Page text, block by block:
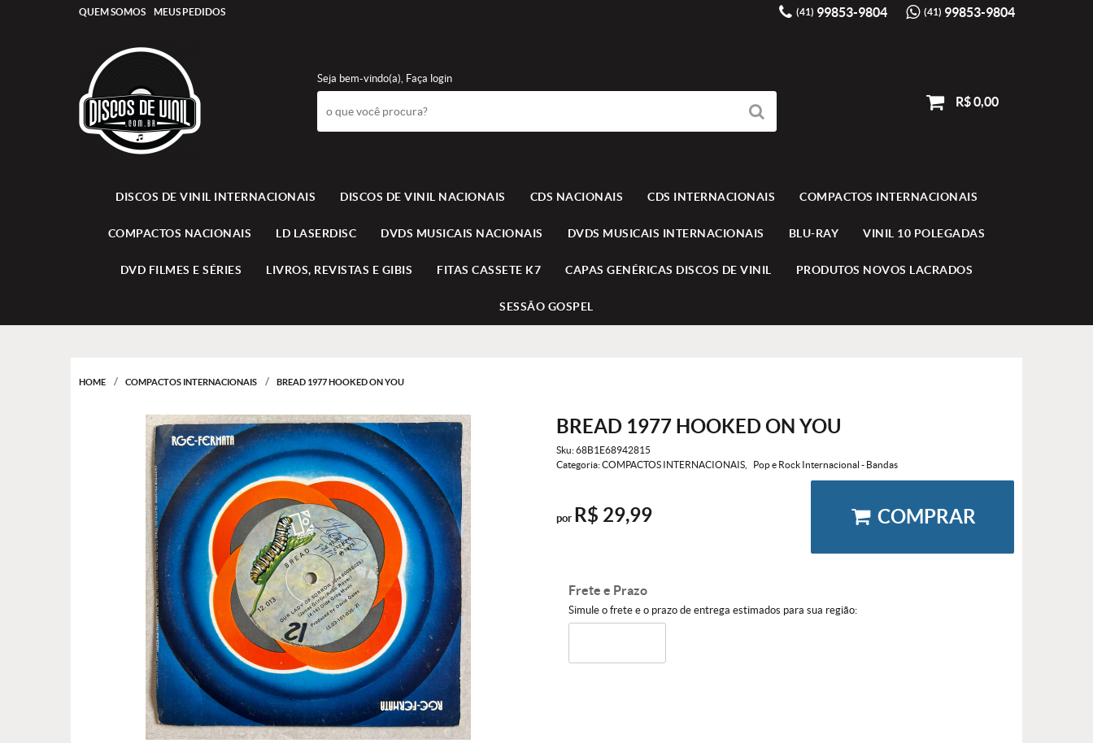
QUEM SOMOS MEUS PEDIDOS (41) 99853-9804 (41) 99853-9804
Seja bem-vindo(a), Faça login
R$ 0,00
DISCOS DE VINIL INTERNACIONAIS DISCOS DE VINIL NACIONAIS CDS NACIONAIS CDS INTERNACIONAIS COMPACTOS INTERNACIONAIS
COMPACTOS NACIONAIS LD LASERDISC DVDS MUSICAIS NACIONAIS DVDS MUSICAIS INTERNACIONAIS BLU-RAY VINIL 10 POLEGADAS
DVD FILMES E SÉRIES LIVROS, REVISTAS E GIBIS FITAS CASSETE K7 CAPAS GENÉRICAS DISCOS DE VINIL PRODUTOS NOVOS LACRADOS
SESSÃO GOSPEL
HOME COMPACTOS INTERNACIONAIS BREAD 1977 HOOKED ON YOU
BREAD 1977 HOOKED ON YOU
Sku:68B1E68942815
Categoria:COMPACTOS INTERNACIONAIS Pop e Rock Internacional - Bandas
por R$ 29,99 COMPRAR
Frete e Prazo
Simule o frete e o prazo de entrega estimados para sua região: